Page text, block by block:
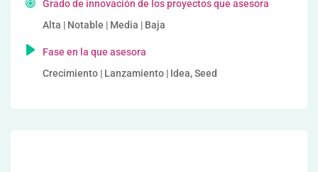
Grado de innovación de los proyectos que asesora
Alta | Notable | Media | Baja
Fase en la que asesora
Crecimiento | Lanzamiento | Idea, Seed